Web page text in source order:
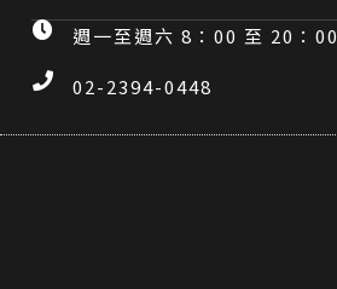
週一至週六 8：00 至 20：00
02-2394-0448